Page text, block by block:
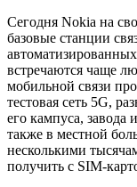
Сегодня Nokia на
базовые станции
встречаются чаще
мобильной связи
тестовая сеть 5G,
его кампуса, завода
также в местной
несколькими
получить с SIM-